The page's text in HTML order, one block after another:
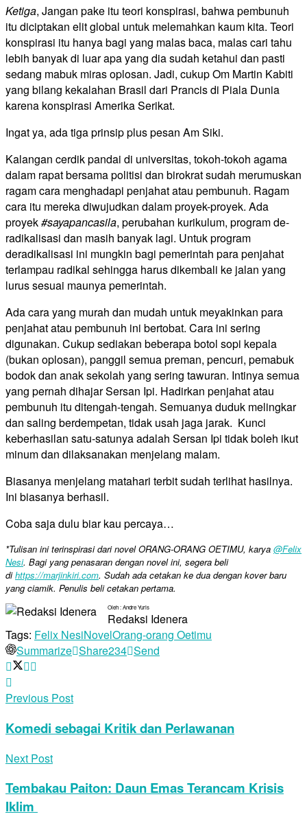
Ketiga, Jangan pake itu teori konspirasi, bahwa pembunuh
itu diciptakan elit global untuk melemahkan kaum kita. Teori
konspirasi itu hanya bagi yang malas baca, malas cari tahu
lebih banyak di luar apa yang dia sudah ketahui dan pasti
sedang mabuk miras oplosan. Jadi, cukup Om Martin Kabiti
yang bilang kekalahan Brasil dari Prancis di Piala Dunia
karena konspirasi Amerika Serikat.
Ingat ya, ada tiga prinsip plus pesan Am Siki.
Kalangan cerdik pandai di universitas, tokoh-tokoh agama
dalam rapat bersama politisi dan birokrat sudah merumuskan
ragam cara menghadapi penjahat atau pembunuh. Ragam
cara itu mereka diwujudkan dalam proyek-proyek. Ada
proyek#sayapancasila, perubahan kurikulum, program de-
radikalisasi dan masih banyak lagi. Untuk program
deradikalisasi ini mungkin bagi pemerintah para penjahat
terlampau radikal sehingga harus dikembali ke jalan yang
lurus sesuai maunya pemerintah.
Ada cara yang murah dan mudah untuk meyakinkan para
penjahat atau pembunuh ini bertobat. Cara ini sering
digunakan. Cukup sediakan beberapa botol sopi kepala
(bukan oplosan), panggil semua preman, pencuri, pemabuk
bodok dan anak sekolah yang sering tawuran. Intinya semua
yang pernah dihajar Sersan Ipi. Hadirkan penjahat atau
pembunuh itu ditengah-tengah. Semuanya duduk melingkar
dan saling berdempetan, tidak usah jaga jarak. Kunci
keberhasilan satu-satunya adalah Sersan Ipi tidak boleh ikut
minum dan dilaksanakan menjelang malam.
Biasanya menjelang matahari terbit sudah terlihat hasilnya.
Ini biasanya berhasil.
Coba saja dulu biar kau percaya…
*Tulisan ini terinspirasi dari novel ORANG-ORANG OETIMU, karya @Felix
Nesi. Bagi yang penasaran dengan novel ini, segera beli
dihttps://marjinkiri.com. Sudah ada cetakan ke dua dengan kover baru
yang ciamik. Penulis beli cetakan pertama.
Oleh : Andre Yuris
Redaksi Idenera
Tags: Felix NesiNovelOrang-orang Oetimu
Summarize Share234 Send
Previous Post
Komedi sebagai Kritik dan Perlawanan
Next Post
Tembakau Paiton: Daun Emas Terancam Krisis
Iklim